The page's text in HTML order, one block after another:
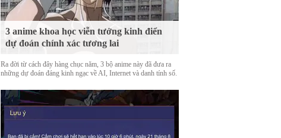
3 anime khoa học viễn tưởng kinh điển
dự đoán chính xác tương lai
Ra đời từ cách đây hàng chục năm, 3 bộ anime này đã đưa ra
những dự đoán đáng kinh ngạc về AI, Internet và danh tính số.